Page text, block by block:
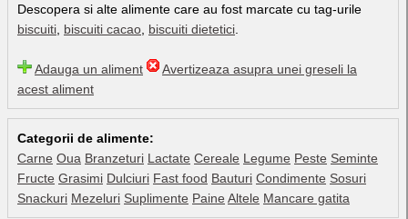
Descopera si alte alimente care au fost marcate cu tag-urile
biscuiti biscuiti cacao biscuiti dietetici
Adauga un aliment
Avertizeaza asupra unei greseli la
acest aliment
Categorii de alimente:
Carne Oua Branzeturi Lactate Cereale Legume Peste Seminte
Fructe Grasimi Dulciuri Fast food Bauturi Condimente Sosuri
Snackuri Mezeluri Suplimente Paine Altele Mancare gatita